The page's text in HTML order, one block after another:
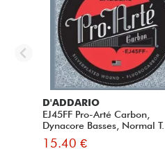
D'ADDARIO
EJ45FF Pro-Arté Carbon,
Dynacore Basses, Normal T...
15.40 €